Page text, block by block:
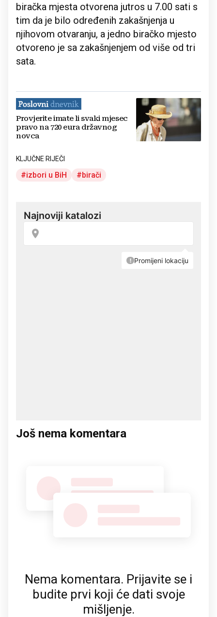
biračka mjesta otvorena jutros u 7.00 sati s
tim da je bilo određenih zakašnjenja u
njihovom otvaranju, a jedno biračko mjesto
otvoreno je sa zakašnjenjem od više od tri
sata.
Provjerite imate li svaki mjesec
pravo na 720 eura državnog
novca
KLJUČNE RIJEČI
izbori u BiH birači
Još nema komentara
Nema komentara. Prijavite se i
budite prvi koji će dati svoje
mišljenje.